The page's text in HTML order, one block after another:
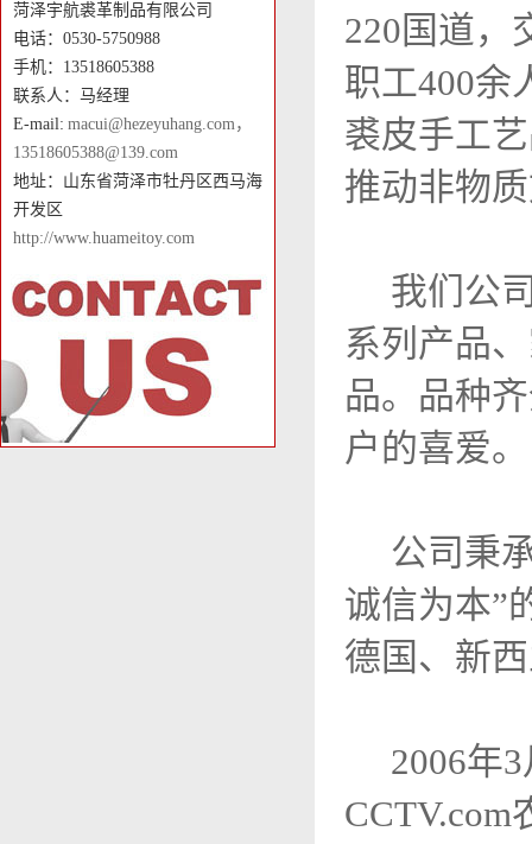
菏泽宇航裘革制品有限公司
电话：0530-5750988
手机：13518605388
联系人：马经理
E-mail: macui@hezeyuhang.com，
13518605388@139.com
地址：山东省菏泽市牡丹区西马海
开发区
http://www.huameitoy.com
220国道，
职工400余
裘皮手工
推动非物
我们公司
系列产品
品。品种
户的喜爱。
公司秉承
诚信为本”
德国、新
2006年3